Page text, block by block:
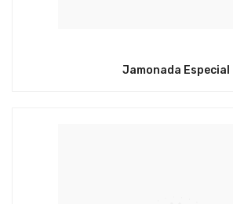
Jamonada Especial